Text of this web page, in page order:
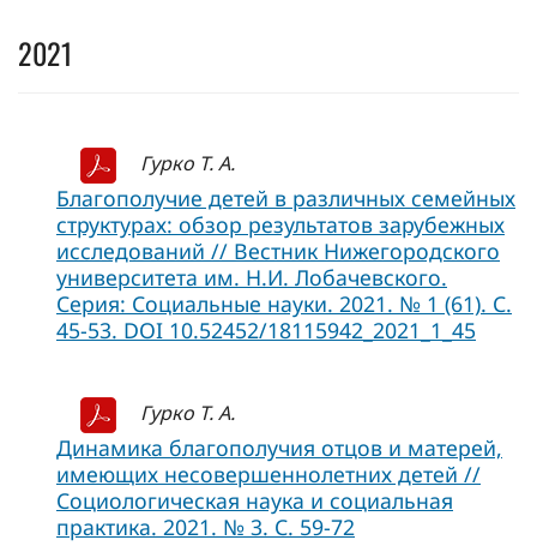
2021
Гурко Т. А.
Благополучие детей в различных семейных
структурах: обзор результатов зарубежных
исследований // Вестник Нижегородского
университета им. Н.И. Лобачевского.
Серия: Социальные науки. 2021. № 1 (61). С.
45-53. DOI 10.52452/18115942_2021_1_45
Гурко Т. А.
Динамика благополучия отцов и матерей,
имеющих несовершеннолетних детей //
Социологическая наука и социальная
практика. 2021. № 3. С. 59-72